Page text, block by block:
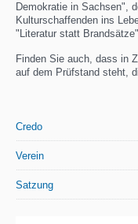
Demokratie in Sachsen",
Kulturschaffenden ins
"Literatur statt
Finden Sie auch, dass in
auf dem Prüfstand steht,
Credo
Verein
Satzung